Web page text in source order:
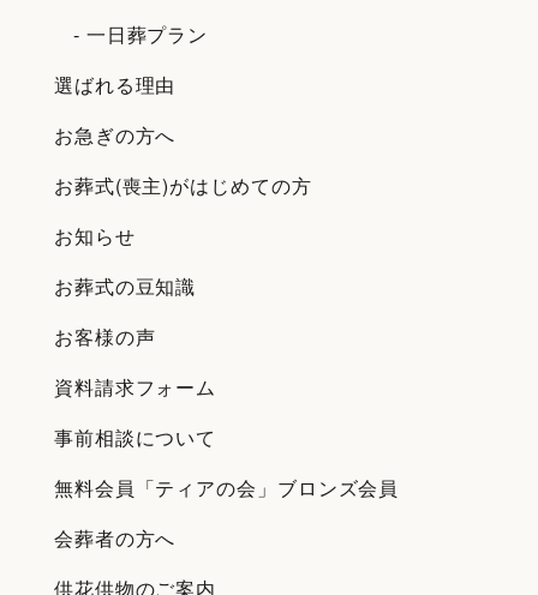
- 一日葬プラン
選ばれる理由
お急ぎの方へ
お葬式(喪主)がはじめての方
お知らせ
お葬式の豆知識
お客様の声
資料請求フォーム
事前相談について
無料会員「ティアの会」ブロンズ会員
会葬者の方へ
供花供物のご案内